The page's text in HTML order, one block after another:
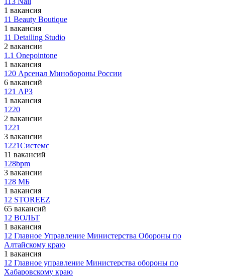
1 вакансия
11 Beauty Boutique
1 вакансия
11 Detailing Studio
2 вакансии
1.1 Onepointone
1 вакансия
120 Арсенал Минобороны России
6 вакансий
121 АРЗ
1 вакансия
1220
2 вакансии
1221
3 вакансии
1221Системс
11 вакансий
128bpm
3 вакансии
128 МБ
1 вакансия
12 STOREEZ
65 вакансий
12 ВОЛЬТ
1 вакансия
12 Главное Управление Министерства Обороны по
Алтайскому краю
1 вакансия
12 Главное управление Министерства обороны по
Хабаровскому краю